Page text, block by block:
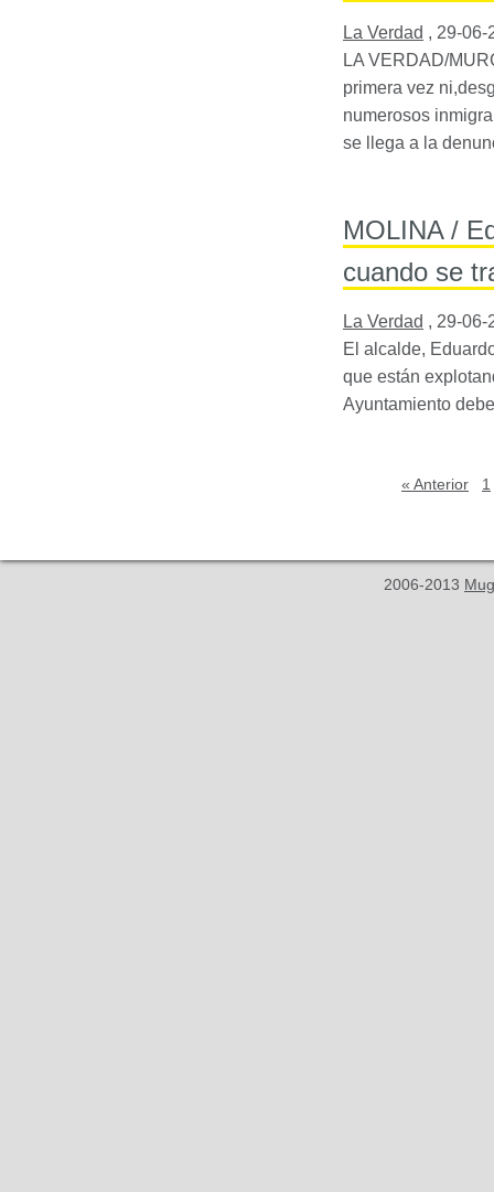
La Verdad , 29-06-
LA VERDAD/
primera vez
numerosos
se llega a la
MOLINA /
cuando se
La Verdad , 29-06-
El alcalde,
que están
Ayuntamiento
« Anterior 1
2006-2013